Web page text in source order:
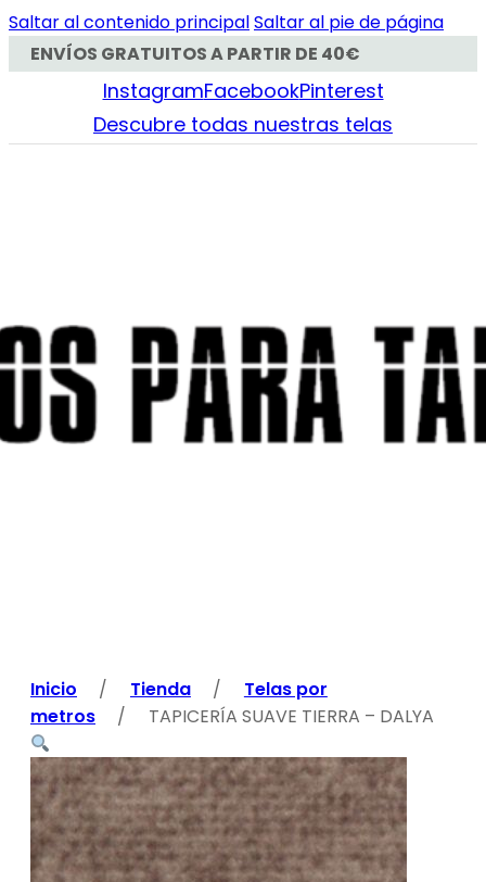
Saltar al contenido principalSaltar al pie de página
ENVÍOS GRATUITOS A PARTIR DE 40€
InstagramFacebookPinterest
Descubre todas nuestras telas
Inicio / Tienda /
Telas por
metros
/ TAPICERÍA SUAVE TIERRA – DALYA